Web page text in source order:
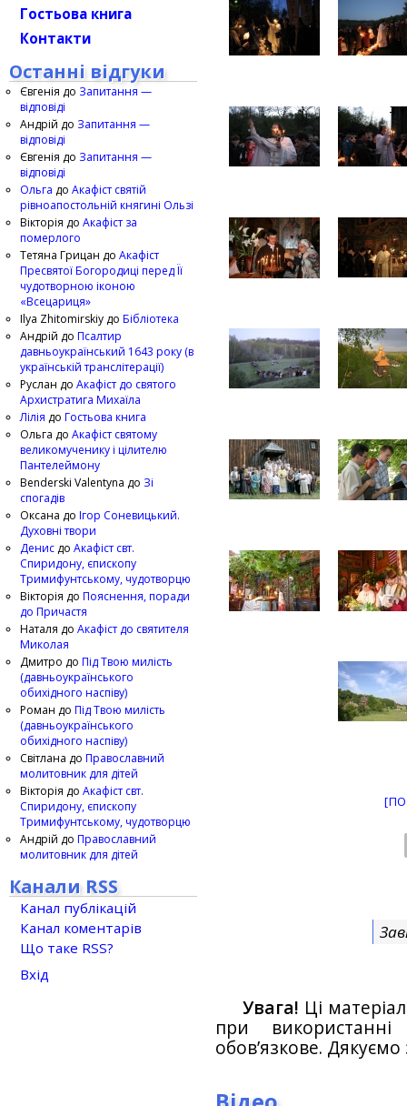
Увага! Ці
при
обов’язкове.
Гостьова книга
Контакти
Останні відгуки
Євгенія до Запитання —
відповіді
Андрій до Запитання —
відповіді
Євгенія до Запитання —
відповіді
Ольга до Акафіст святій
рівноапостольній княгині Ользі
Вікторія до Акафіст за
померлого
Тетяна Грицан до Акафіст
Пресвятої Богородиці перед Її
чудотворною іконою
«Всецариця»
Ilya Zhitomirskiy до Бібліотека
Андрій до Псалтир
давньоукраїнський 1643 року (в
українській транслітерації)
Руслан до Акафіст до святого
Архистратига Михаїла
Лілія до Гостьова книга
Ольга до Акафіст святому
великомученику і цілителю
Пантелеймону
Benderski Valentyna до Зі
спогадів
Оксана до Ігор Соневицький.
Духовні твори
Денис до Акафіст свт.
Спиридону, єпископу
Тримифунтському, чудотворцю
Вікторія до Пояснення, поради
до Причастя
Наталя до Акафіст до святителя
Миколая
Дмитро до Під Твою милість
(давньоукраїнського
обихідного наспіву)
Роман до Під Твою милість
(давньоукраїнського
обихідного наспіву)
Світлана до Православний
молитовник для дітей
Вікторія до Акафіст свт.
Спиридону, єпископу
Тримифунтському, чудотворцю
Андрій до Православний
молитовник для дітей
Канали RSS
Канал публікацій
Канал коментарів
Що таке RSS?
Вхід